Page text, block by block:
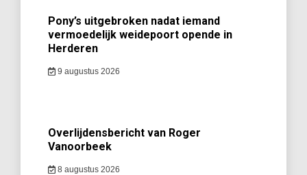
Pony’s uitgebroken nadat iemand
vermoedelijk weidepoort opende in
Herderen
9 augustus 2026
Overlijdensbericht van Roger
Vanoorbeek
8 augustus 2026